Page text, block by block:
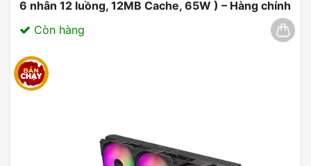
6 nhân 12 luồng, 12MB Cache, 65W ) – Hàng chính
hãng 03/2025
Còn hàng